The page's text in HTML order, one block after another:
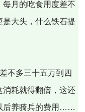
月的吃食用度差不
大头，什么铁石提
不多三十五万到四
消耗就得翻倍，这还
后养骑兵的费用……